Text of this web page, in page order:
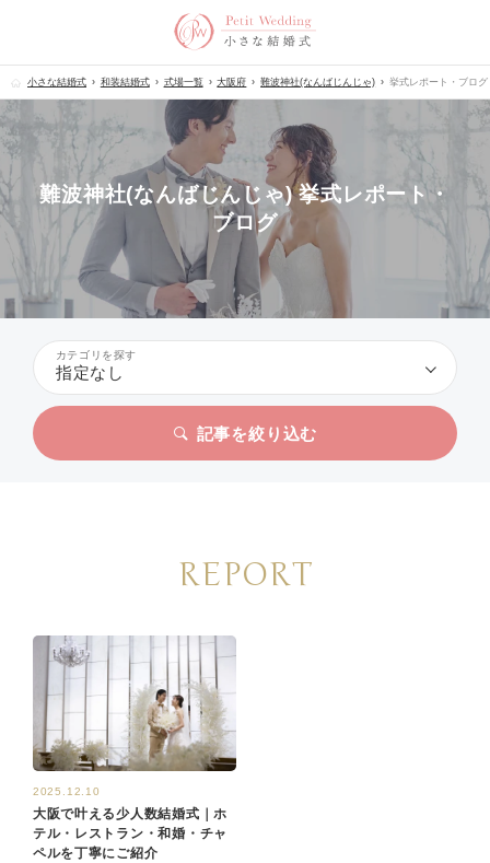
小さな結婚式 和装結婚式 式場一覧 大阪府 難波神社(なんばじんじゃ) 挙式レポート・ブログ
難波神社(なんばじんじゃ) 挙式レポート・
ブログ
カテゴリを探す
指定なし
記事を絞り込む
REPORT
2025.12.10
大阪で叶える少人数結婚式｜ホ
テル・レストラン・和婚・チャ
ペルを丁寧にご紹介